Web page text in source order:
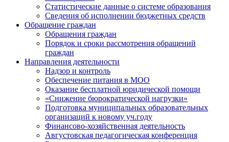
Статистические данные о системе образования
Сведения об исполнении бюджетных средств
Обращение граждан
Обращения граждан
Порядок и сроки рассмотрения обращений
граждан
Направления деятельности
Надзор и контроль
Обеспечение питания в МОО
Оказание бесплатной юридической помощи
«Снижение бюрократической нагрузки»
Подготовка муниципальных образовательных
организаций к новому уч.году
Финансово-хозяйственная деятельность
Августовская педагогическая конференция